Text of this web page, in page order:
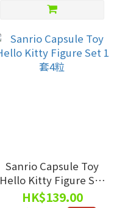
Sanrio Capsule Toy
Hello Kitty Figure Set
1套4粒
HK$139.00